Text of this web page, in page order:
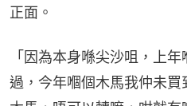
正面。
「因為本身喺尖沙咀，上
過，今年嗰個木馬我仲未